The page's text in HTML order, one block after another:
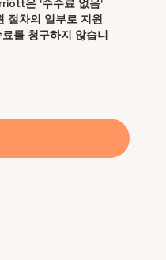
은 '수수료 없음'
절차의 일부로 지원
를 청구하지 않습니